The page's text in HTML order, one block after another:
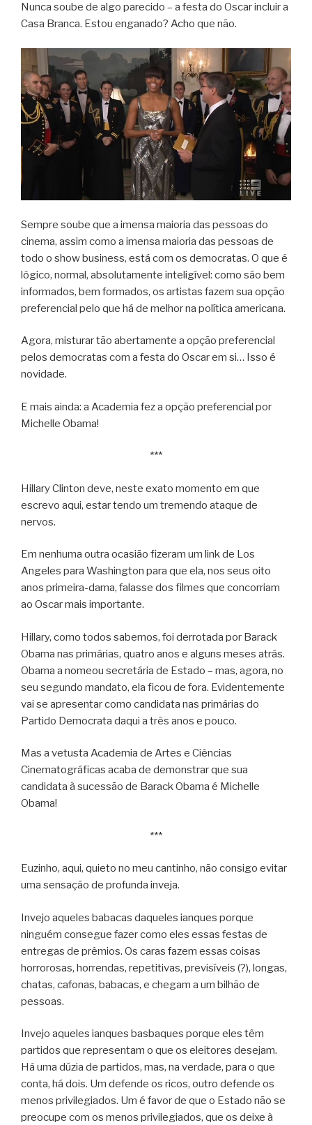
Nunca soube de algo parecido – a festa do Oscar incluir a
Casa Branca. Estou enganado? Acho que não.
Sempre soube que a imensa maioria das pessoas do
cinema, assim como a imensa maioria das pessoas de
todo o show business, está com os democratas. O que é
lógico, normal, absolutamente inteligível: como são bem
informados, bem formados, os artistas fazem sua opção
preferencial pelo que há de melhor na política americana.
Agora, misturar tão abertamente a opção preferencial
pelos democratas com a festa do Oscar em si… Isso é
novidade.
E mais ainda: a Academia fez a opção preferencial por
Michelle Obama!
***
Hillary Clinton deve, neste exato momento em que
escrevo aqui, estar tendo um tremendo ataque de
nervos.
Em nenhuma outra ocasião fizeram um link de Los
Angeles para Washington para que ela, nos seus oito
anos primeira-dama, falasse dos filmes que concorriam
ao Oscar mais importante.
Hillary, como todos sabemos, foi derrotada por Barack
Obama nas primárias, quatro anos e alguns meses atrás.
Obama a nomeou secretária de Estado – mas, agora, no
seu segundo mandato, ela ficou de fora. Evidentemente
vai se apresentar como candidata nas primárias do
Partido Democrata daqui a três anos e pouco.
Mas a vetusta Academia de Artes e Ciências
Cinematográficas acaba de demonstrar que sua
candidata à sucessão de Barack Obama é Michelle
Obama!
***
Euzinho, aqui, quieto no meu cantinho, não consigo evitar
uma sensação de profunda inveja.
Invejo aqueles babacas daqueles ianques porque
ninguém consegue fazer como eles essas festas de
entregas de prêmios. Os caras fazem essas coisas
horrorosas, horrendas, repetitivas, previsíveis (?), longas,
chatas, cafonas, babacas, e chegam a um bilhão de
pessoas.
Invejo aqueles ianques basbaques porque eles têm
partidos que representam o que os eleitores desejam.
Há uma dúzia de partidos, mas, na verdade, para o que
conta, há dois. Um defende os ricos, outro defende os
menos privilegiados. Um é favor de que o Estado não se
preocupe com os menos privilegiados, que os deixe à